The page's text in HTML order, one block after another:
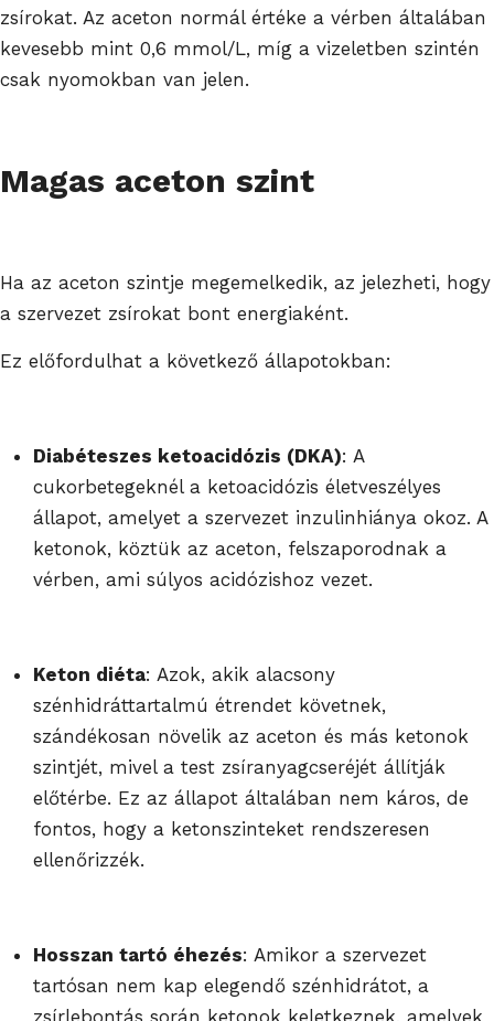
zsírokat. Az aceton normál értéke a vérben általában
kevesebb mint 0,6 mmol/L, míg a vizeletben szintén
csak nyomokban van jelen.
Magas aceton szint
Ha az aceton szintje megemelkedik, az jelezheti, hogy
a szervezet zsírokat bont energiaként.
Ez előfordulhat a következő állapotokban:
Diabéteszes ketoacidózis (DKA): A
cukorbetegeknél a ketoacidózis életveszélyes
állapot, amelyet a szervezet inzulinhiánya okoz. A
ketonok, köztük az aceton, felszaporodnak a
vérben, ami súlyos acidózishoz vezet.
Keton diéta: Azok, akik alacsony
szénhidráttartalmú étrendet követnek,
szándékosan növelik az aceton és más ketonok
szintjét, mivel a test zsíranyagcseréjét állítják
előtérbe. Ez az állapot általában nem káros, de
fontos, hogy a ketonszinteket rendszeresen
ellenőrizzék.
Hosszan tartó éhezés: Amikor a szervezet
tartósan nem kap elegendő szénhidrátot, a
zsírlebontás során ketonok keletkeznek, amelyek